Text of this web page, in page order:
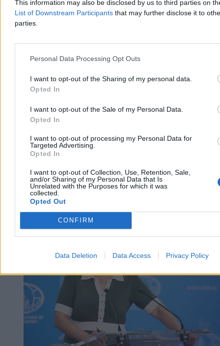
This information may also be disclosed by us to third parties on
List of Downstream Participants that may further disclose it to
parties.
Personal Data Processing Opt Outs
I want to opt-out of the Sharing of my personal data.
Opted In
I want to opt-out of the Sale of my Personal Data.
Opted In
I want to opt-out of processing my Personal Data for
Targeted Advertising.
Opted In
I want to opt-out of Collection, Use, Retention, Sale,
and/or Sharing of my Personal Data that Is
Unrelated with the Purposes for which it was
collected.
Opted Out
CONFIRM
Data Deletion Data Access Privacy Policy
oszacowano wstępnie na ok. 400 tys. zł.
Aleksandra Cieślik
Reklama
Kraj